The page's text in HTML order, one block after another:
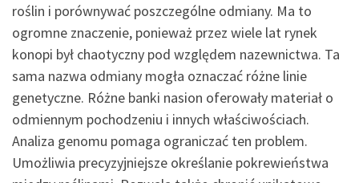
roślin i porównywać poszczególne odmiany. Ma to
ogromne znaczenie, ponieważ przez wiele lat rynek
konopi był chaotyczny pod względem nazewnictwa. Ta
sama nazwa odmiany mogła oznaczać różne linie
genetyczne. Różne banki nasion oferowały materiał o
odmiennym pochodzeniu i innych właściwościach.
Analiza genomu pomaga ograniczać ten problem.
Umożliwia precyzyjniejsze określanie pokrewieństwa